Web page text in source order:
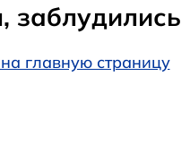
заблудились
главную страницу